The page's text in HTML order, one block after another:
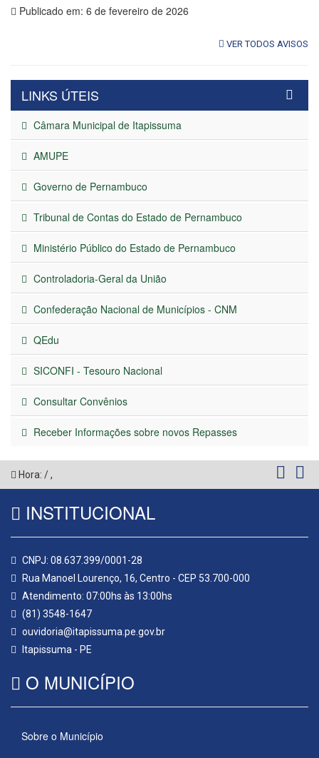
Publicado em: 6 de fevereiro de 2026
VER TODOS AVISOS
LINKS ÚTEIS
Câmara Municipal de Itapissuma
AMUPE
Governo de Pernambuco
Tribunal de Contas do Estado de Pernambuco
Ministério Público do Estado de Pernambuco
Controladoria-Geral da União
Confederação Nacional de Municípios - CNM
QEdu
SICONFI - Tesouro Nacional
Consultar Convênios
Receber Informações sobre novos Repasses
Hora: /,
INSTITUCIONAL
CNPJ: 08.637.399/0001-28
Rua Manoel Lourenço, 16, Centro - CEP 53.700-000
Atendimento: 07:00hs às 13:00hs
(81) 3548-1647
ouvidoria@itapissuma.pe.gov.br
Itapissuma - PE
O MUNICÍPIO
Sobre o Município